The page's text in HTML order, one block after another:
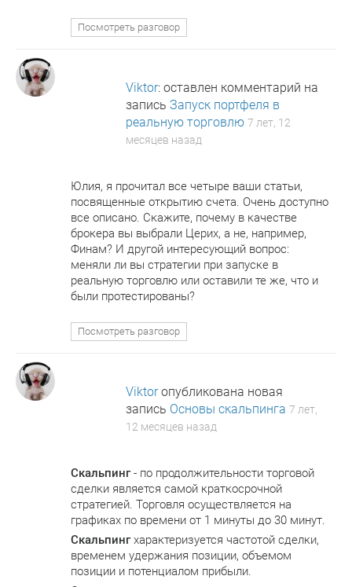
Посмотреть разговор
Viktor: оставлен комментарий на
запись Запуск портфеля в
реальную торговлю 7 лет, 12
месяцев назад
Юлия, я прочитал все четыре ваши статьи,
посвященные открытию счета. Очень доступно
все описано. Скажите, почему в качестве
брокера вы выбрали Церих, а не, например,
Финам? И другой интересующий вопрос:
меняли ли вы стратегии при запуске в
реальную торговлю или оставили те же, что и
были протестированы?
Посмотреть разговор
Viktorопубликована новая
запись Основы скальпинга 7 лет,
12 месяцев назад
Скальпинг- по продолжительности торговой
сделки является самой краткосрочной
стратегией. Торговля осуществляется на
графиках по времени от 1 минуты до 30 минут.
Скальпингхарактеризуется частотой сделки,
временем удержания позиции, объемом
позиции и потенциалом прибыли.